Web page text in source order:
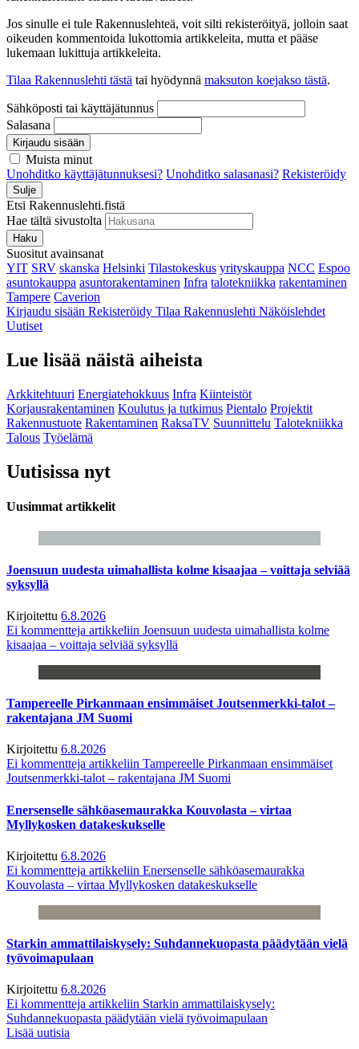
Jos sinulle ei tule Rakennuslehteä, voit silti rekisteröityä, jolloin saat
oikeuden kommentoida lukottomia artikkeleita, mutta et pääse
lukemaan lukittuja artikkeleita.
Tilaa Rakennuslehti tästä tai hyödynnä maksuton koejakso tästä.
Sähköposti tai käyttäjätunnus
Salasana
Kirjaudu sisään
Muista minut
Unohditko käyttäjätunnuksesi? Unohditko salasanasi? Rekisteröidy
Sulje
Etsi Rakennuslehti.fistä
Hae tältä sivustolta
Haku
Suositut avainsanat
YIT SRV skanska Helsinki Tilastokeskus yrityskauppa NCC Espoo
asuntokauppa asuntorakentaminen Infra talotekniikka rakentaminen
Tampere Caverion
Kirjaudu sisään Rekisteröidy Tilaa Rakennuslehti Näköislehdet
Uutiset
Lue lisää näistä aiheista
Arkkitehtuuri Energiatehokkuus Infra Kiinteistöt
Korjausrakentaminen Koulutus ja tutkimus Pientalo Projektit
Rakennustuote Rakentaminen RaksaTV Suunnittelu Talotekniikka
Talous Työelämä
Uutisissa nyt
Uusimmat artikkelit
Joensuun uudesta uimahallista kolme kisaajaa – voittaja selviää
syksyllä
Kirjoitettu 6.8.2026
Ei kommentteja artikkeliin Joensuun uudesta uimahallista kolme
kisaajaa – voittaja selviää syksyllä
Tampereelle Pirkanmaan ensimmäiset Joutsenmerkki-talot –
rakentajana JM Suomi
Kirjoitettu 6.8.2026
Ei kommentteja artikkeliin Tampereelle Pirkanmaan ensimmäiset
Joutsenmerkki-talot – rakentajana JM Suomi
Enersenselle sähköasemaurakka Kouvolasta – virtaa
Myllykosken datakeskukselle
Kirjoitettu 6.8.2026
Ei kommentteja artikkeliin Enersenselle sähköasemaurakka
Kouvolasta – virtaa Myllykosken datakeskukselle
Starkin ammattilaiskysely: Suhdannekuopasta päädytään vielä
työvoimapulaan
Kirjoitettu 6.8.2026
Ei kommentteja artikkeliin Starkin ammattilaiskysely:
Suhdannekuopasta päädytään vielä työvoimapulaan
Lisää uutisia